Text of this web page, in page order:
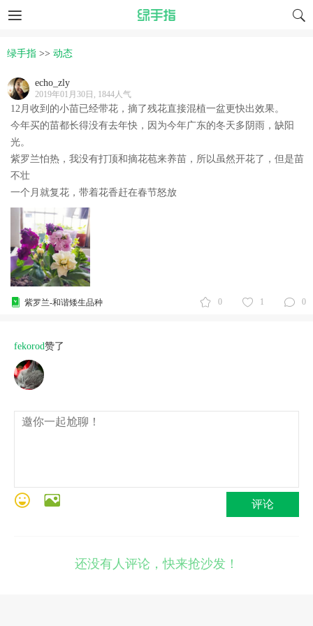
绿手指 >> 动态
echo_zly
2019年01月30日, 1844人气
12月收到的小苗已经带花，摘了残花直接混植一盆更快出效果。
今年买的苗都长得没有去年快，因为今年广东的冬天多阴雨，缺阳
光。
紫罗兰怕热，我没有打顶和摘花苞来养苗，所以虽然开花了，但是苗
不壮
一个月就复花，带着花香赶在春节怒放
0 1 0
紫罗兰-和谐矮生品种
fekorod赞了
评论
还没有人评论，快来抢沙发！